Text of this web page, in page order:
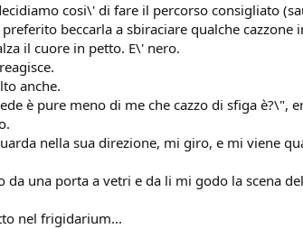
cosi\' di fare il percorso consigliato
beccarla a sbiraciare qualche cazzone
il cuore in petto. E\' nero.
anche.
è pure meno di me che cazzo di sfiga è?\",
nella sua direzione, mi giro, e mi viene
da una porta a vetri e da li mi godo la scena
nel frigidarium...